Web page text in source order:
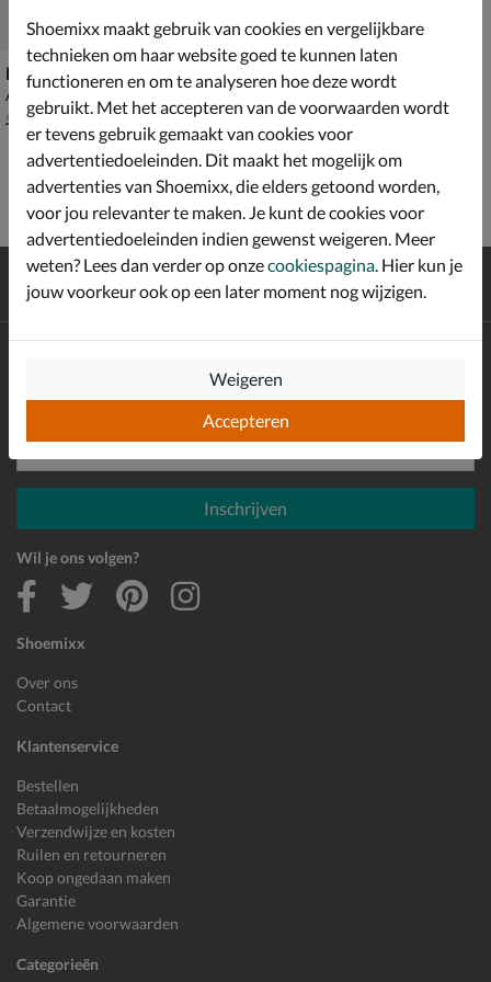
BOSS Lamico Hat
Accessoires - beige
van € 54,99 voor € 38,49
54 99 38 ,49
Gratisverzending en retour*
Achterafbetalen
Shoemixx
Over ons
Contact
Klantenservice
Bestellen
Betaalmogelijkheden
Verzendwijze en kosten
Ruilen en retourneren
Koop ongedaan maken
Garantie
Algemene voorwaarden
Categorieën
Schrijf je in voor de Shoemixx nieuwsbrief en ontvang €10,-
welkomstkorting!
E-mailadres
Inschrijven
Wil je ons volgen?
Shoemixx maakt gebruik van cookies en vergelijkbare
technieken om haar website goed te kunnen laten
functioneren en om te analyseren hoe deze wordt
gebruikt. Met het accepteren van de voorwaarden wordt
er tevens gebruik gemaakt van cookies voor
advertentiedoeleinden. Dit maakt het mogelijk om
advertenties van Shoemixx, die elders getoond worden,
voor jou relevanter te maken. Je kunt de cookies voor
advertentiedoeleinden indien gewenst weigeren. Meer
weten? Lees dan verder op onzecookiespagina . Hier kun je
jouw voorkeur ook op een later moment nog wijzigen.
Accepteren
Weigeren